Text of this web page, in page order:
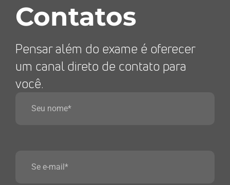
Contatos
Pensar além do exame é oferecer
um canal direto de contato para
você.